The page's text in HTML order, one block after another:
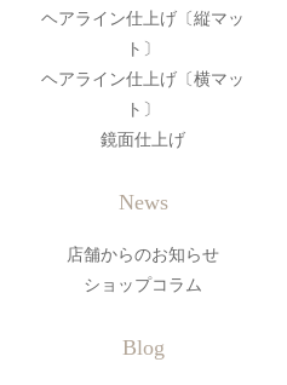
ヘアライン仕上げ〔縦マッ
ト〕
ヘアライン仕上げ〔横マッ
ト〕
鏡面仕上げ
News
店舗からのお知らせ
ショップコラム
Blog